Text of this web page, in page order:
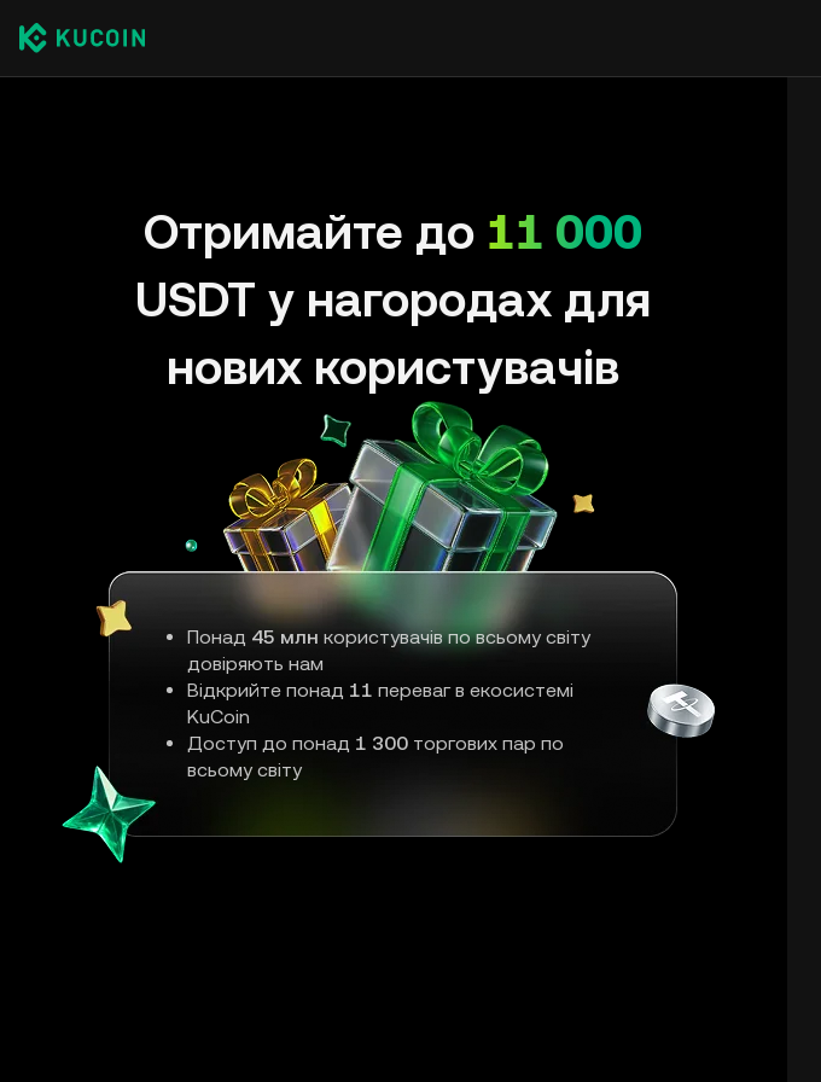
Отримайте до 11 000
USDT у нагородах для
нових користувачів
Понад 45 млн користувачів по всьому світу
довіряють нам
Відкрийте понад 11 переваг в екосистемі
KuCoin
Доступ до понад 1 300торгових пар по
всьому світу